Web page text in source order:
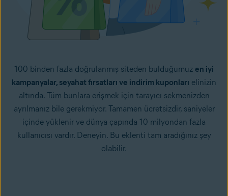
100 binden fazla doğrulanmış siteden bulduğumuz en iyi
kampanyalar, seyahat fırsatları ve indirim kuponları elinizin
altında. Tüm bunlara erişmek için tarayıcı sekmenizden
ayrılmanız bile gerekmiyor. Tamamen ücretsizdir, saniyeler
içinde yüklenir ve dünya çapında 10 milyondan fazla
kullanıcısı vardır. Deneyin. Bu eklenti tam aradığınız şey
olabilir.